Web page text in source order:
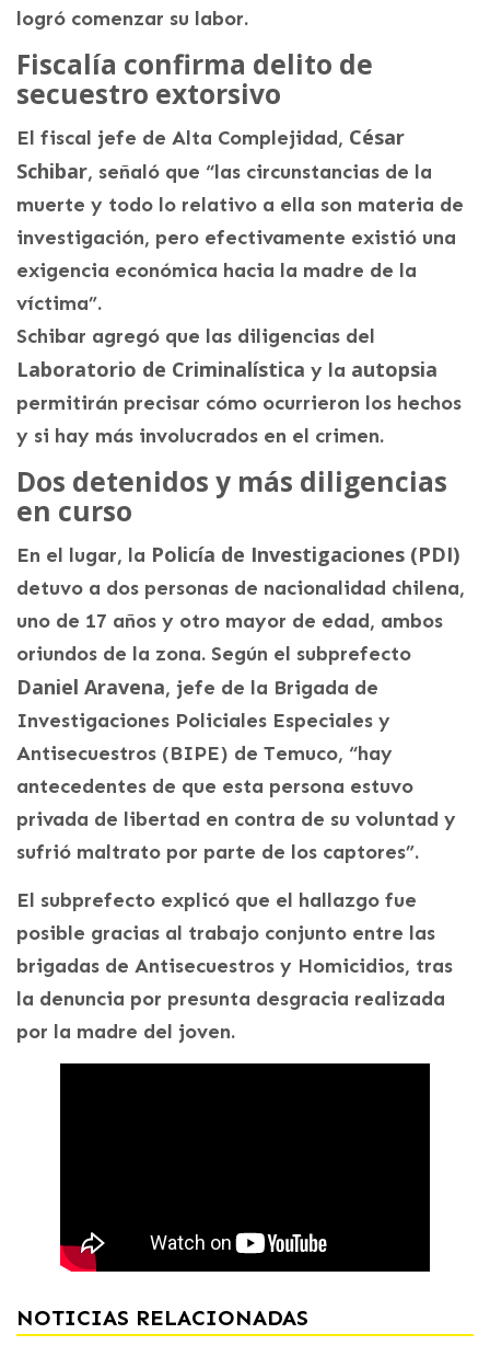
logró comenzar su labor.
Fiscalía confirma delito de
secuestro extorsivo
El fiscal jefe de Alta Complejidad, César
Schibar, señaló que “las circunstancias de la
muerte y todo lo relativo a ella son materia de
investigación, pero efectivamente existió una
exigencia económica hacia la madre de la
víctima”.
Schibar agregó que las diligencias del
Laboratorio de Criminalística y la autopsia
permitirán precisar cómo ocurrieron los hechos
y si hay más involucrados en el crimen.
Dos detenidos y más diligencias
en curso
En el lugar, la Policía de Investigaciones (PDI)
detuvo a dos personas de nacionalidad chilena,
uno de 17 años y otro mayor de edad, ambos
oriundos de la zona. Según el subprefecto
Daniel Aravena, jefe de la Brigada de
Investigaciones Policiales Especiales y
Antisecuestros (BIPE) de Temuco, “hay
antecedentes de que esta persona estuvo
privada de libertad en contra de su voluntad y
sufrió maltrato por parte de los captores”.
El subprefecto explicó que el hallazgo fue
posible gracias al trabajo conjunto entre las
brigadas de Antisecuestros y Homicidios, tras
la denuncia por presunta desgracia realizada
por la madre del joven.
NOTICIAS RELACIONADAS